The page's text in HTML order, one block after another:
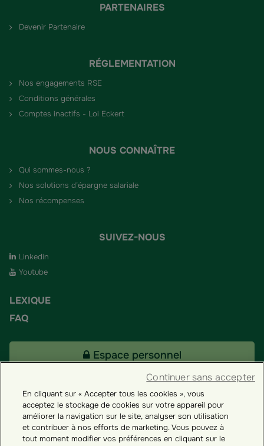
PARTENAIRES
Devenir Partenaire
RÉGLEMENTATION
Nos engagements RSE
Conditions générales
Comptes inactifs - Loi Eckert
NOUS CONNAÎTRE
Qui sommes-nous ?
Nos solutions d’épargne salariale
Nos récompenses
SUIVEZ-NOUS
Linkedin
Youtube
LEXIQUE
FAQ
Espace personnel
Tous nos fonds
Contact
En cliquant sur « Accepter tous les cookies », vous
acceptez le stockage de cookies sur votre appareil pour
améliorer la navigation sur le site, analyser son utilisation
et contribuer à nos efforts de marketing. Vous pouvez à
tout moment modifier vos préférences en cliquant sur le
Continuer sans accepter